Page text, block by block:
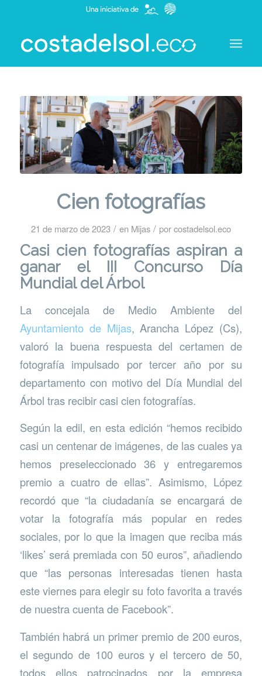
Cien fotografías
21 de marzo de 2023 / en Mijas / porcostadelsol.eco
Casi cien fotografías aspiran a
ganar el III Concurso Día
Mundial del Árbol
La concejala de Medio Ambiente del
Ayuntamiento de Mijas, Arancha López (Cs),
valoró la buena respuesta del certamen de
fotografía impulsado por tercer año por su
departamento con motivo del Día Mundial del
Árbol tras recibir casi cien fotografías.
Según la edil, en esta edición “hemos recibido
casi un centenar de imágenes, de las cuales ya
hemos preseleccionado 36 y entregaremos
premio a cuatro de ellas”. Asimismo, López
recordó que “la ciudadanía se encargará de
votar la fotografía más popular en redes
sociales, por lo que la imagen que reciba más
‘likes’ será premiada con 50 euros”, añadiendo
que “las personas interesadas tienen hasta
este viernes para elegir su foto favorita a través
de nuestra cuenta de Facebook”.
También habrá un primer premio de 200 euros,
el segundo de 100 euros y el tercero de 50,
todos ellos patrocinados por la empresa